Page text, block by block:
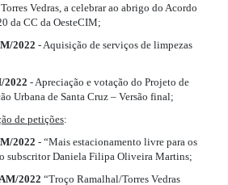
Vedras, a celebrar ao abrigo do Acordo
da CC da OesteCIM;
2022 - Aquisição de serviços de limpezas
2022 - Apreciação e votação do Projeto de
Urbana de Santa Cruz – Versão final;
de petições:
2022 - “Mais estacionamento livre para os
subscritor Daniela Filipa Oliveira Martins;
2022 “Troço Ramalhal/Torres Vedras